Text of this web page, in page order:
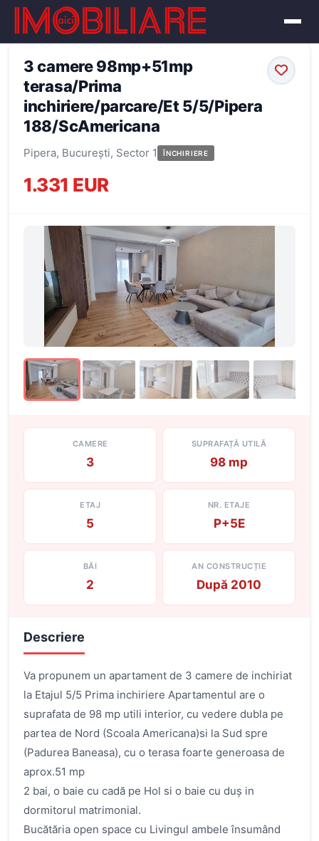
← Înapoi la oferte
3 camere 98mp+51mp
terasa/Prima
inchiriere/parcare/Et 5/5/Pipera
188/ScAmericana
Pipera, București, Sector 1 ÎNCHIRIERE
1.331 EUR
CAMERE
3
SUPRAFAȚĂ UTILĂ
98 mp
ETAJ
5
NR. ETAJE
P+5E
BĂI
2
AN CONSTRUCȚIE
După 2010
Descriere
Va propunem un apartament de 3 camere de inchiriat
la Etajul 5/5 Prima inchiriere Apartamentul are o
suprafata de 98 mp utili interior, cu vedere dubla pe
partea de Nord (Scoala Americana)si la Sud spre
(Padurea Baneasa), cu o terasa foarte generoasa de
aprox.51 mp
2 bai, o baie cu cadă pe Hol si o baie cu duș in
dormitorul matrimonial.
Bucătăria open space cu Livingul ambele însumând